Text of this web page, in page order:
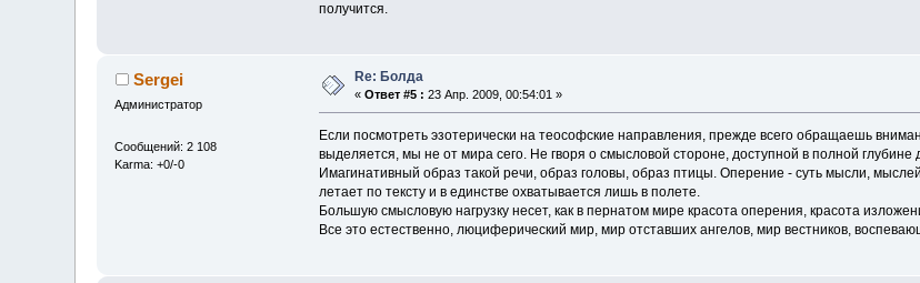
получится.
Sergei
Администратор
Сообщений: 2 108
Karma: +0/-0
Re: Болда
«Ответ #5 : 23 Апр. 2009, 00:54:01 »
Если посмотреть эзотерически на теософские направления, прежде всего обращаешь
выделяется, мы не от мира сего. Не гворя о смысловой стороне, доступной в полной
Имагинативный образ такой речи, образ головы, образ птицы. Оперение - суть мысли,
летает по тексту и в единстве охватывается лишь в полете.
Большую смысловую нагрузку несет, как в пернатом мире красота оперения, красота
Все это естественно, люциферический мир, мир отставших ангелов, мир вестников,